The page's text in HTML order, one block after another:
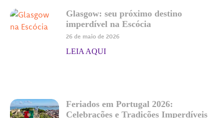
Glasgow: seu próximo destino
imperdível na Escócia
26 de maio de 2026
LEIA AQUI
Feriados em Portugal 2026:
Celebrações e Tradições Imperdíveis